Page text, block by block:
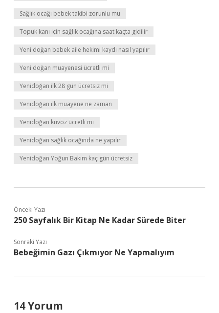
Sağlık ocağı bebek takibi zorunlu mu
Topuk kanı için sağlık ocağına saat kaçta gidilir
Yeni doğan bebek aile hekimi kaydı nasıl yapılır
Yeni doğan muayenesi ücretli mi
Yenidoğan ilk 28 gün ücretsiz mi
Yenidoğan ilk muayene ne zaman
Yenidoğan küvöz ücretli mi
Yenidoğan sağlık ocağında ne yapılır
Yenidoğan Yoğun Bakım kaç gün ücretsiz
Önceki Yazı
250 Sayfalık Bir Kitap Ne Kadar Sürede Biter
Sonraki Yazı
Bebeğimin Gazı Çıkmıyor Ne Yapmalıyım
14 Yorum